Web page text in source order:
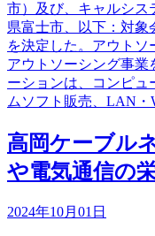
市）及び、キャルシス
県富士市、以下：対象
を決定した。アウト
アウトソーシング事業
ーションは、コンピュ
ムソフト販売、LAN・
高岡ケーブル
や電気通信の
2024年10月01日